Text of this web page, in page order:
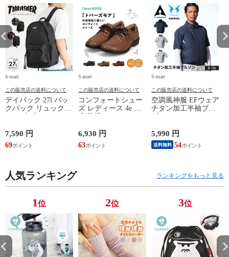
S-mart
この販売店の送料について
デイパック 27l バッ
クパック リュック
鞄 機内持ち込み 夏
スラッシャー
THRASHER r1929
7,590 円
69
S-mart
この販売店の送料について
コンフォートシュー
ズ レディース 4e 幅
シューズ 黒 トパー
ズ モア 靴 カジュア
ルシューズ 外反母趾
TOPAZ 1410
6,930 円
63
S-mart
この販売店の送料について
空調風神服 EFウェア
チタン加工半袖ブル
ジャケット 遮熱 作
業服 作業着 上着 ア
タックベース KF100
5,990 円
送料無料 54
人気ランキング ランキングをもっと見る
1位 2位 3位